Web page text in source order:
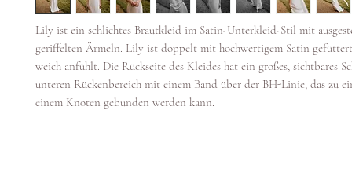
Lily ist ein schlichtes Brautkleid im Satin-Unterkleid-Stil mit
geriffelten Ärmeln. Lily ist doppelt mit hochwertigem Satin
weich anfühlt. Die Rückseite des Kleides hat ein großes, sichtbares
unteren Rückenbereich mit einem Band über der BH-Linie, das zu
einem Knoten gebunden werden kann.